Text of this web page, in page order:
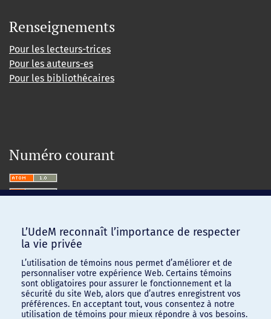
Renseignements
Pour les lecteurs-trices
Pour les auteurs-es
Pour les bibliothécaires
Numéro courant
L’UdeM reconnaît l’importance de respecter
la vie privée
L’utilisation de témoins nous permet d’améliorer et de
personnaliser votre expérience Web. Certains témoins
sont obligatoires pour assurer le fonctionnement et la
sécurité du site Web, alors que d’autres enregistrent vos
préférences. En acceptant tout, vous consentez à notre
utilisation de témoins pour mieux répondre à vos besoins.